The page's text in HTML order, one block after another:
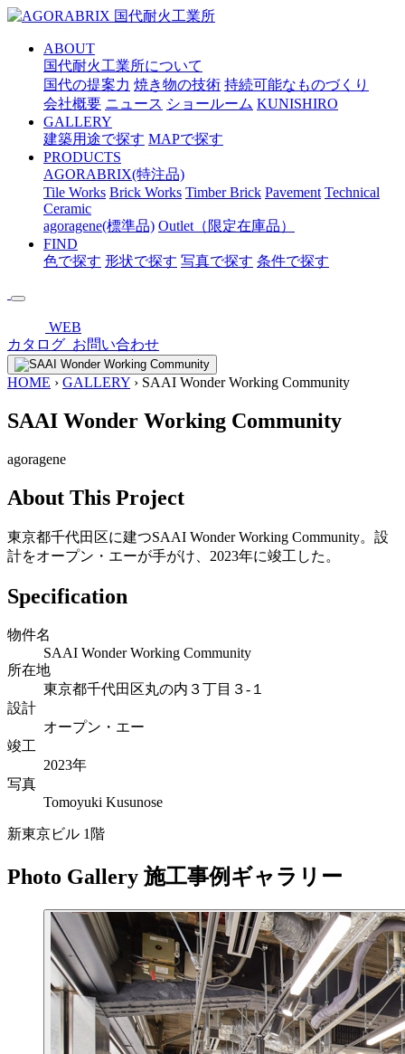
メ
ABOUT
国代耐火工業所について
国代の提案力 焼き物の技術 持続可能なものづくり
会社概要 ニュース ショールーム KUNISHIRO
GALLERY
建築用途で探す MAPで探す
PRODUCTS
AGORABRIX(特注品)
Tile Works Brick Works Timber Brick Pavement Technical
Ceramic
agoragene(標準品) Outlet（限定在庫品）
FIND
色で探す 形状で探す 写真で探す 条件で探す
WEB
カタログ お問い合わせ
HOME › GALLERY › SAAI Wonder Working Community
SAAI Wonder Working Community
agoragene
About This Project
東京都千代田区に建つSAAI Wonder Working Community。設
計をオープン・エーが手がけ、2023年に竣工した。
Specification
物件名
SAAI Wonder Working Community
所在地
東京都千代田区丸の内３丁目３-１
設計
オープン・エー
竣工
2023年
写真
Tomoyuki Kusunose
新東京ビル 1階
Photo Gallery 施工事例ギャラリー